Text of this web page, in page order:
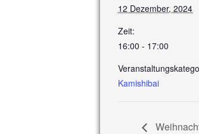
12 Dezember, 2024
Zeit:
16:00 - 17:00
Kamishibai